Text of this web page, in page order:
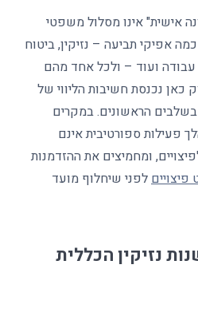
אישית" אינו מסלול משפטי
אפיקי תביעה – נזיקין, ביטוח
עבודה ועוד – ולכל אחד מהם
כאן נכנסת חשיבות הליווי של
הראשונים. במקרים
פעילות ספורטיבית אינם
ומחמיצים את ההזדמנות
פיצוייםלפני שיחלוף מועד
נזיקין הכללית